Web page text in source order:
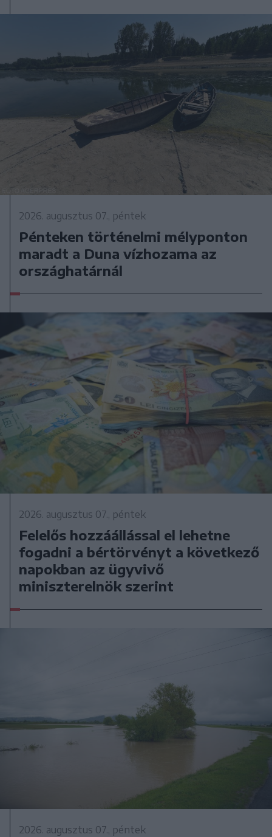
2026. augusztus 07., péntek
Pénteken történelmi mélyponton
maradt a Duna vízhozama az
országhatárnál
2026. augusztus 07., péntek
Felelős hozzáállással el lehetne
fogadni a bértörvényt a következő
napokban az ügyvivő
miniszterelnök szerint
2026. augusztus 07., péntek